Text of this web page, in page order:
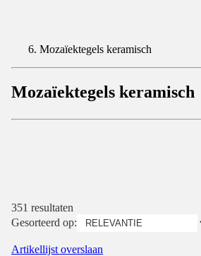
Mozaïektegels keramisch
Mozaïektegels keramisch
351 resultaten
Gesorteerd op:
Artikellijst overslaan